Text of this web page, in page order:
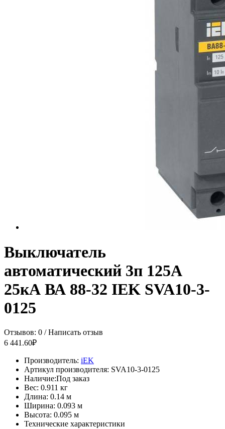
Выключатель
автоматический 3п 125А
25кА ВА 88-32 IEK SVA10-3-
0125
Отзывов: 0 /Написать отзыв
6 441.60₽
Производитель: iEK
Артикул производителя: SVA10-3-0125
Наличие:Под заказ
Вес: 0.911 кг
Длина: 0.14 м
Ширина: 0.093 м
Высота: 0.095 м
Технические характеристики